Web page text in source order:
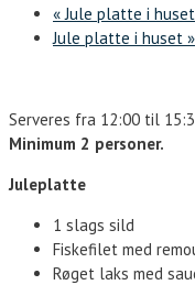
« Jule platte i huset
Jule platte i huset »
Serveres fra 12:00 til
Minimum 2 personer.
Juleplatte
1 slags sild
Fiskefilet med
Røget laks med